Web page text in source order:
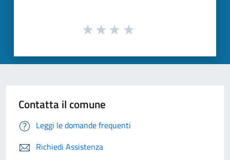
Contatta il comune
Leggi le domande frequenti
Richiedi Assistenza